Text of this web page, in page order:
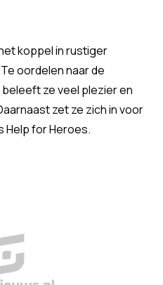
koppel in rustiger
oordelen naar de
ze veel plezier en
zet ze zich in voor
Help for Heroes.